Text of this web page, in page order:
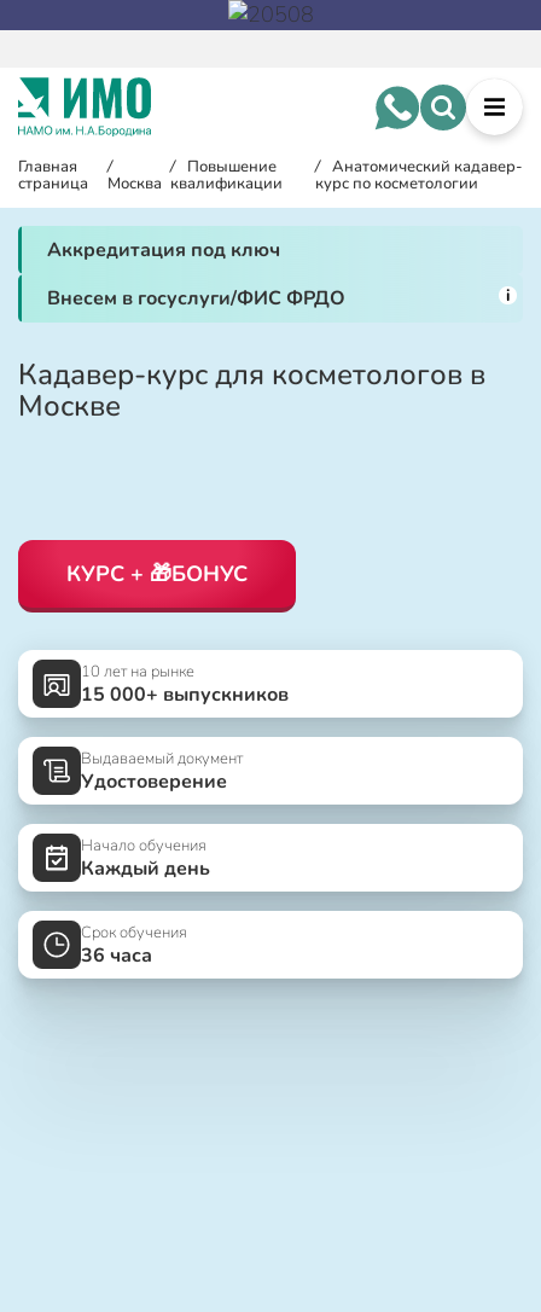
Главная
страница
/
Москва
/ Повышение
квалификации
/ Анатомический кадавер-
курс по косметологии
Аккредитация под ключ
Внесем в госуслуги/ФИС ФРДО
i
Кадавер-курс для косметологов в
Москве
КУРС + 🎁БОНУС
10 лет на рынке
15 000+ выпускников
Выдаваемый документ
Удостоверение
Начало обучения
Каждый день
Срок обучения
36 часа